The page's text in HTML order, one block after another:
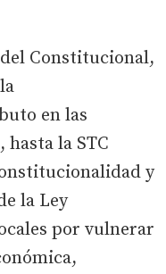
Constitucional,
en las
la STC
y
la Ley
por vulnerar